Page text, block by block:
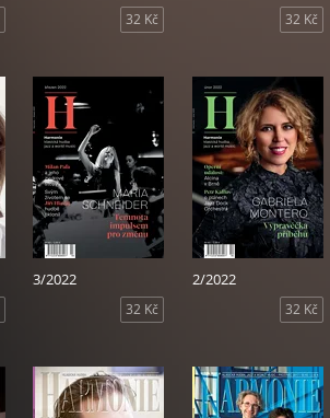
32 Kč 32 Kč
3/2022
32 Kč
2/2022
32 Kč